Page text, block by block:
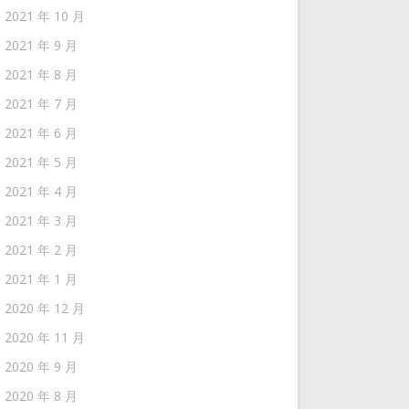
2021 年 10 月
2021 年 9 月
2021 年 8 月
2021 年 7 月
2021 年 6 月
2021 年 5 月
2021 年 4 月
2021 年 3 月
2021 年 2 月
2021 年 1 月
2020 年 12 月
2020 年 11 月
2020 年 9 月
2020 年 8 月